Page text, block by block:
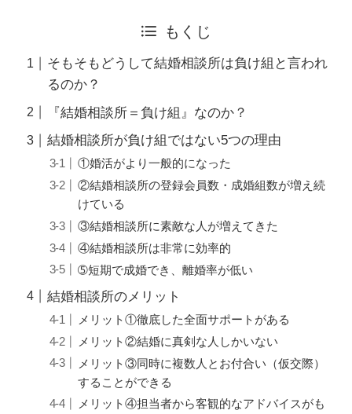
もくじ
そもそもどうして結婚相談所は負け組と言われ
るのか？
『結婚相談所＝負け組』なのか？
結婚相談所が負け組ではない5つの理由
①婚活がより一般的になった
②結婚相談所の登録会員数・成婚組数が増え続
けている
③結婚相談所に素敵な人が増えてきた
④結婚相談所は非常に効率的
➄短期で成婚でき、離婚率が低い
結婚相談所のメリット
メリット①徹底した全面サポートがある
メリット②結婚に真剣な人しかいない
メリット③同時に複数人とお付合い（仮交際）
することができる
メリット④担当者から客観的なアドバイスがも